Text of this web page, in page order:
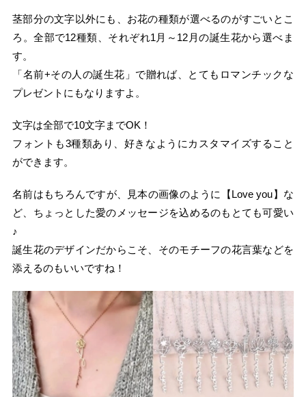
茎部分の文字以外にも、お花の種類が選べるのがすごいとこ
ろ。全部で12種類、それぞれ1月～12月の誕生花から選べま
す。
「名前+その人の誕生花」で贈れば、とてもロマンチックな
プレゼントにもなりますよ。
文字は全部で10文字までOK！
フォントも3種類あり、好きなようにカスタマイズすること
ができます。
名前はもちろんですが、見本の画像のように【Love you】な
ど、ちょっとした愛のメッセージを込めるのもとても可愛い
♪
誕生花のデザインだからこそ、そのモチーフの花言葉などを
添えるのもいいですね！